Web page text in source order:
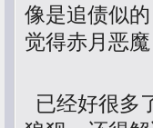
像是追债似
觉得赤月恶魔
已经好很多